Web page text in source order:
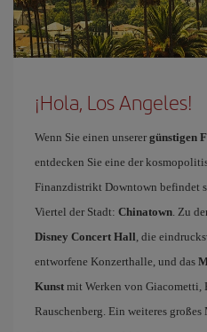
¡Hola, Los Angeles!
Wenn Sie einen unserer günstigen
entdecken Sie eine der
Finanzdistrikt Downtown befindet
Viertel der Stadt: Chinatown. Zu
Disney Concert Hall, die
entworfene Konzerthalle, und das
Kunst mit Werken von Giacometti,
Rauschenberg. Ein weiteres großes